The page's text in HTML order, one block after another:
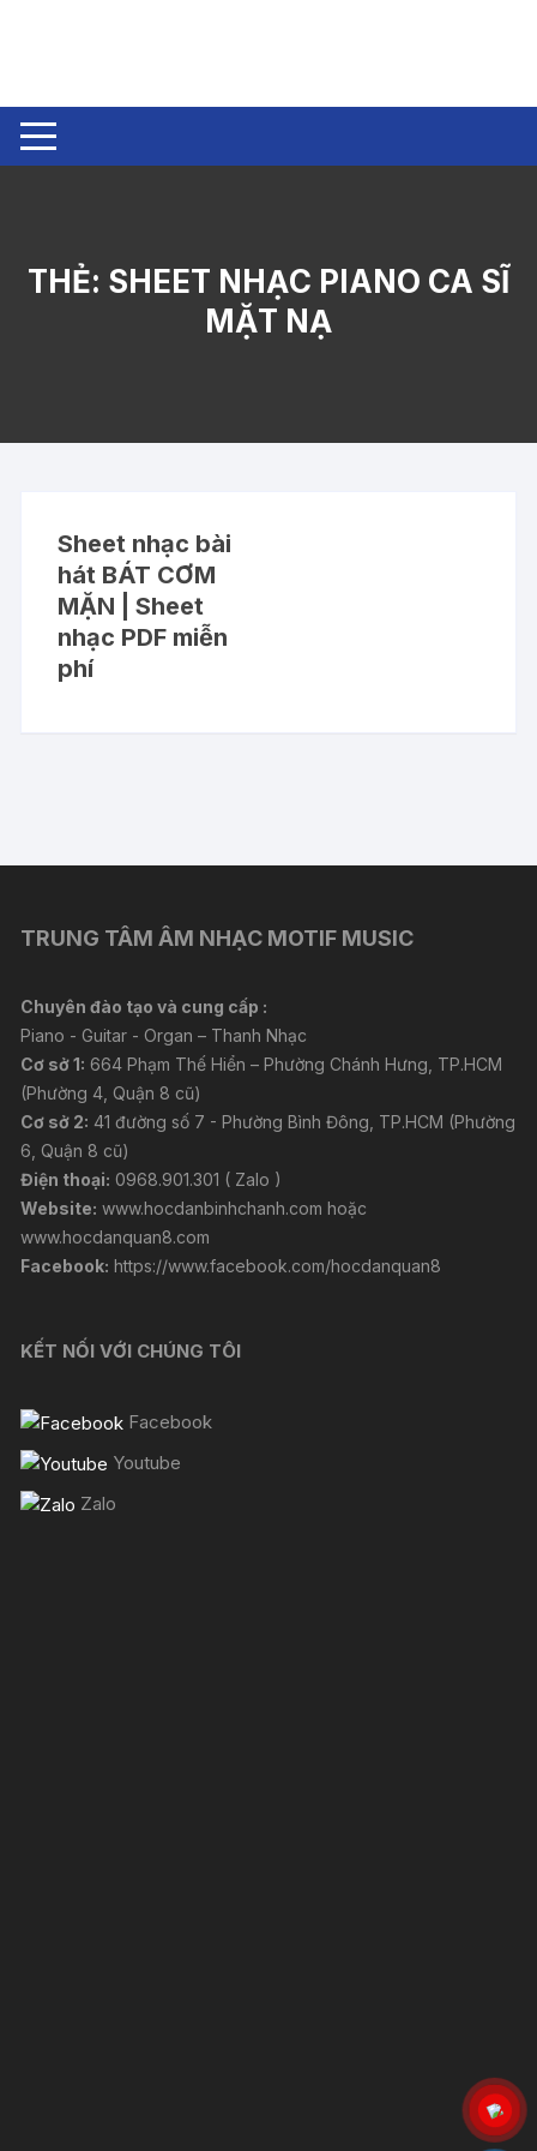
THẺ: SHEET NHẠC PIANO CA SĨ
MẶT NẠ
Sheet nhạc bài
hát BÁT CƠM
MẶN | Sheet
nhạc PDF miễn
phí
TRUNG TÂM ÂM NHẠC MOTIF MUSIC
Chuyên đào tạo và cung cấp :
Piano - Guitar - Organ – Thanh Nhạc
Cơ sở 1: 664 Phạm Thế Hiển – Phường Chánh Hưng, TP.HCM
(Phường 4, Quận 8 cũ)
Cơ sở 2: 41 đường số 7 - Phường Bình Đông, TP.HCM (Phường
6, Quận 8 cũ)
Điện thoại: 0968.901.301 ( Zalo )
Website: www.hocdanbinhchanh.com hoặc
www.hocdanquan8.com
Facebook: https://www.facebook.com/hocdanquan8
KẾT NỐI VỚI CHÚNG TÔI
Facebook
Youtube
Zalo